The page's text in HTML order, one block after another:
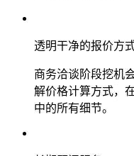
透明干净的报价方
商务洽谈阶段挖机
解价格计算方式，
中的所有细节。